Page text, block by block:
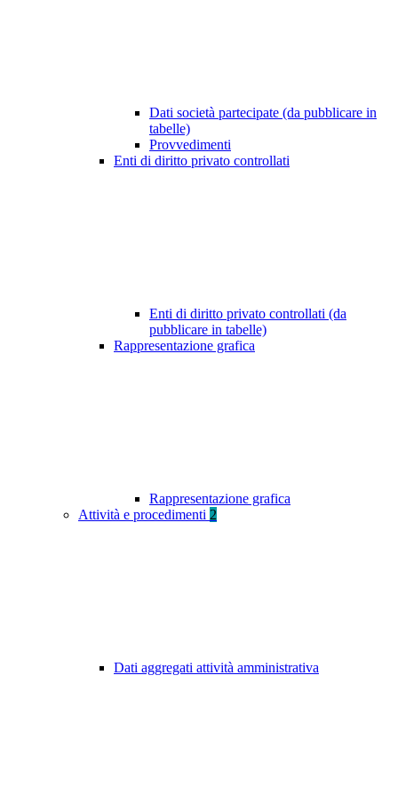
Dati società partecipate (da pubblicare in
tabelle)
Provvedimenti
Enti di diritto privato controllati
Enti di diritto privato controllati (da
pubblicare in tabelle)
Rappresentazione grafica
Rappresentazione grafica
Attività e procedimenti 2
Dati aggregati attività amministrativa